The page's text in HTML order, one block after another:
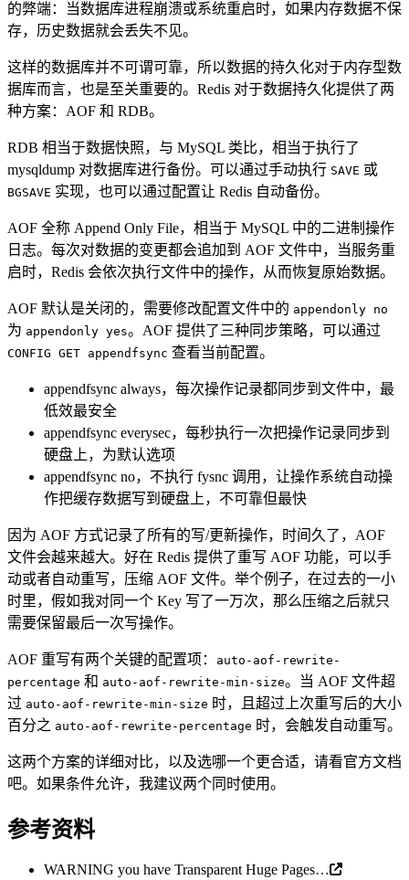
的弊端：当数据库进程崩溃或系统重启时，如果内存数据不保
存，历史数据就会丢失不见。
这样的数据库并不可谓可靠，所以数据的持久化对于内存型数
据库而言，也是至关重要的。Redis 对于数据持久化提供了两
种方案：AOF 和 RDB。
RDB 相当于数据快照，与 MySQL 类比，相当于执行了
mysqldump 对数据库进行备份。可以通过手动执行 SAVE 或
BGSAVE 实现，也可以通过配置让 Redis 自动备份。
AOF 全称 Append Only File，相当于 MySQL 中的二进制操作
日志。每次对数据的变更都会追加到 AOF 文件中，当服务重
启时，Redis 会依次执行文件中的操作，从而恢复原始数据。
AOF 默认是关闭的，需要修改配置文件中的 appendonly no
为 appendonly yes。AOF 提供了三种同步策略，可以通过
CONFIG GET appendfsync 查看当前配置。
appendfsync always，每次操作记录都同步到文件中，最
低效最安全
appendfsync everysec，每秒执行一次把操作记录同步到
硬盘上，为默认选项
appendfsync no，不执行 fysnc 调用，让操作系统自动操
作把缓存数据写到硬盘上，不可靠但最快
因为 AOF 方式记录了所有的写/更新操作，时间久了，AOF
文件会越来越大。好在 Redis 提供了重写 AOF 功能，可以手
动或者自动重写，压缩 AOF 文件。举个例子，在过去的一小
时里，假如我对同一个 Key 写了一万次，那么压缩之后就只
需要保留最后一次写操作。
AOF 重写有两个关键的配置项：
auto-aof-rewrite-
percentage 和 auto-aof-rewrite-min-size。当 AOF 文件超
过 auto-aof-rewrite-min-size 时，且超过上次重写后的大小
百分之 auto-aof-rewrite-percentage 时，会触发自动重写。
这两个方案的详细对比，以及选哪一个更合适，请看官方文档
吧。如果条件允许，我建议两个同时使用。
参考资料
WARNING you have Transparent Huge Pages…